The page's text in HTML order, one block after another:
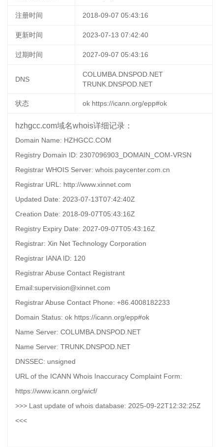
注册时间 2018-09-07 05:43:16
更新时间 2023-07-13 07:42:40
过期时间 2027-09-07 05:43:16
DNS
COLUMBA.DNSPOD.NET
TRUNK.DNSPOD.NET
状态 ok https://icann.org/epp#ok
hzhgcc.com域名whois详细记录：
Domain Name: HZHGCC.COM
Registry Domain ID: 2307096903_DOMAIN_COM-VRSN
Registrar WHOIS Server: whois.paycenter.com.cn
Registrar URL: http://www.xinnet.com
Updated Date: 2023-07-13T07:42:40Z
Creation Date: 2018-09-07T05:43:16Z
Registry Expiry Date: 2027-09-07T05:43:16Z
Registrar: Xin Net Technology Corporation
Registrar IANA ID: 120
Registrar Abuse Contact Registrant
Email:supervision@xinnet.com
Registrar Abuse Contact Phone: +86.4008182233
Domain Status: ok https://icann.org/epp#ok
Name Server: COLUMBA.DNSPOD.NET
Name Server: TRUNK.DNSPOD.NET
DNSSEC: unsigned
URL of the ICANN Whois Inaccuracy Complaint Form:
https://www.icann.org/wicf/
>>> Last update of whois database: 2025-09-22T12:32:25Z
<<<